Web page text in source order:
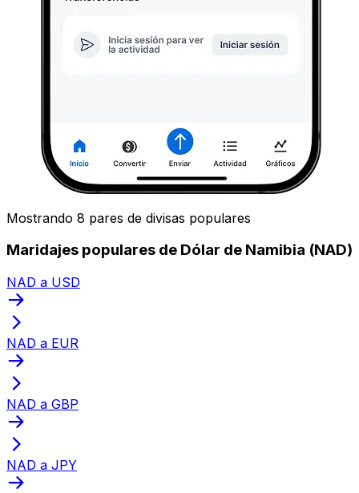
Mostrando 8 pares de divisas populares
Maridajes populares de Dólar de Namibia (NAD)
NAD a USD
NAD a EUR
NAD a GBP
NAD a JPY